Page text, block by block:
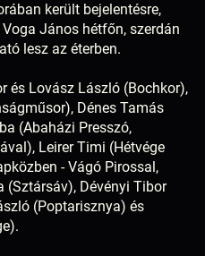
került bejelentésre,
János hétfőn, szerdán
lesz az éterben.
és Lovász László (Bochkor),
Dénes Tamás
(Abaházi Presszó,
Leirer Timi (Hétvége
- Vágó Pirossal,
(Sztársáv), Dévényi Tibor
(Poptarisznya) és